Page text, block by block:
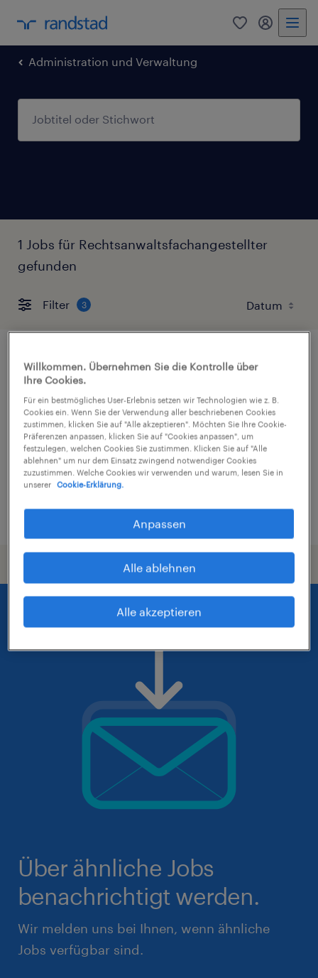
0 Mein
Administration und Verwaltung
1 Jobs für Rechtsanwaltsfachangestellter
gefunden
Filter 3
Rechtsanwaltsfachangestellter
(m/w/d)
Karlsruhe, Baden-Württemberg
Arbeitnehmerüberlassung
€2.800 - €3.500 pro Monat
Wirtschaft und Administration
6. August 2026
Über ähnliche Jobs
benachrichtigt werden.
Wir melden uns bei Ihnen, wenn ähnliche
Jobs verfügbar sind.
Willkommen. Übernehmen Sie die Kontrolle über
Ihre Cookies.
Für ein bestmögliches User-Erlebnis setzen wir Technologien wie z. B.
Cookies ein. Wenn Sie der Verwendung aller beschriebenen Cookies
zustimmen, klicken Sie auf "Alle akzeptieren". Möchten Sie Ihre Cookie-
Präferenzen anpassen, klicken Sie auf "Cookies anpassen", um
festzulegen, welchen Cookies Sie zustimmen. Klicken Sie auf "Alle
ablehnen" um nur dem Einsatz zwingend notwendiger Cookies
zuzustimmen. Welche Cookies wir verwenden und warum, lesen Sie in
unserer
Cookie-Erklärung.
Anpassen
Alle ablehnen
Alle akzeptieren